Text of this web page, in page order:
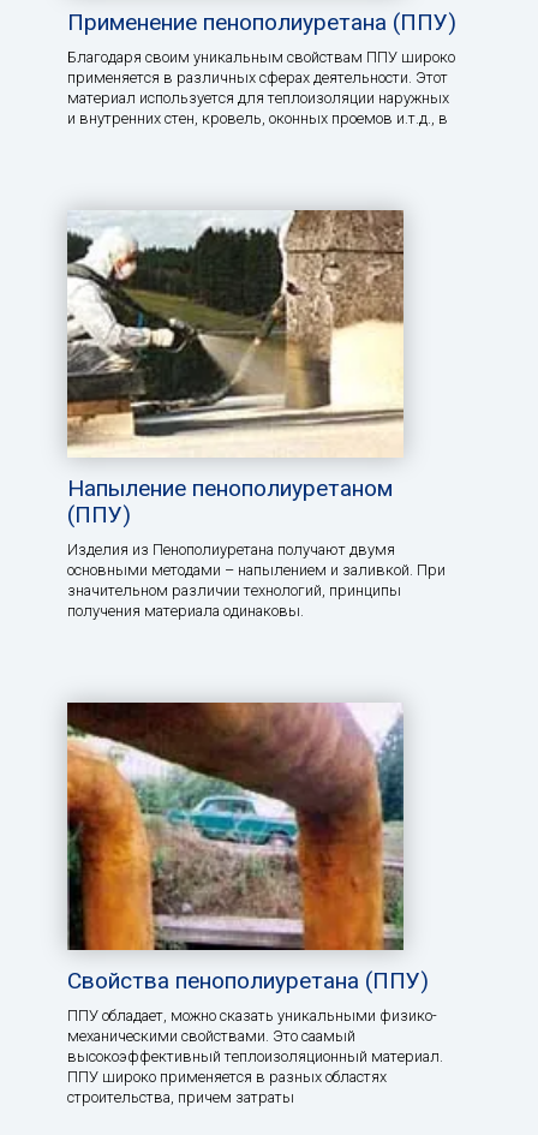
Применение пенополиуретана (ППУ)
Благодаря своим уникальным свойствам ППУ широко
применяется в различных сферах деятельности. Этот
материал используется для теплоизоляции наружных
и внутренних стен, кровель, оконных проемов и.т.д., в
Напыление пенополиуретаном
(ППУ)
Изделия из Пенополиуретана получают двумя
основными методами – напылением и заливкой. При
значительном различии технологий, принципы
получения материала одинаковы.
Свойства пенополиуретана (ППУ)
ППУ обладает, можно сказать уникальными физико-
механическими свойствами. Это саамый
высокоэффективный теплоизоляционный материал.
ППУ широко применяется в разных областях
строительства, причем затраты